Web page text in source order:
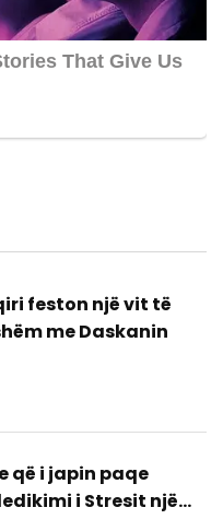
feston një vit të
me Daskanin
që i japin paqe
i Stresit një